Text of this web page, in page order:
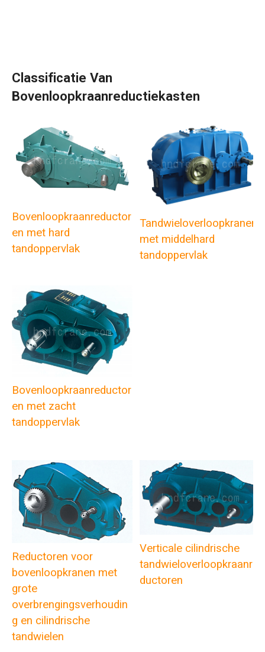
Classificatie Van
Bovenloopkraanreductiekasten
Bovenloopkraanreductor
en met hard
tandoppervlak
Tandwieloverloopkranen
met middelhard
tandoppervlak
Bovenloopkraanreductor
en met zacht
tandoppervlak
Reductoren voor
bovenloopkranen met
grote
overbrengingsverhoudin
g en cilindrische
tandwielen
Verticale cilindrische
tandwieloverloopkraanre
ductoren